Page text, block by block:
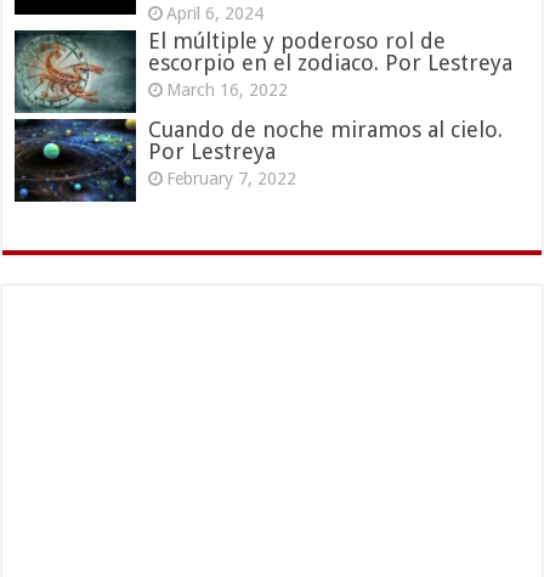
April 6, 2024
El múltiple y poderoso rol de
escorpio en el zodiaco. Por Lestreya
March 16, 2022
Cuando de noche miramos al cielo.
Por Lestreya
February 7, 2022